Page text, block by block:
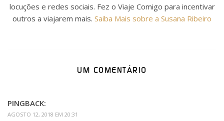
locuções e redes sociais. Fez o Viaje Comigo para incentivar
outros a viajarem mais. Saiba Mais sobre a Susana Ribeiro
UM COMENTÁRIO
PINGBACK:
AGOSTO 12, 2018 EM 20:31